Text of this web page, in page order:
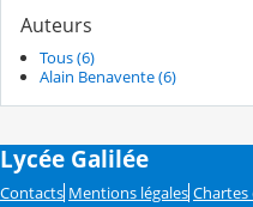
Auteurs
Tous (6)
Alain Benavente (6)
Lycée Galilée
Contacts Mentions légales